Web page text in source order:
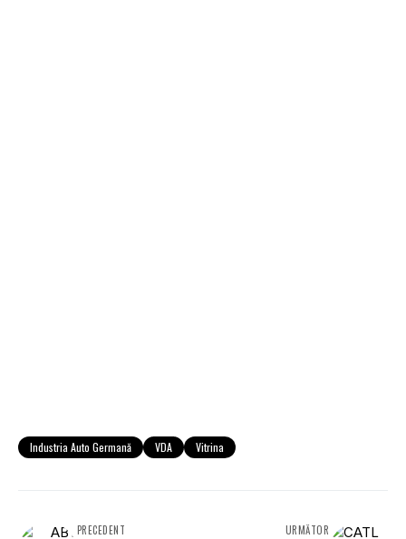
Industria Auto Germană VDA Vitrina
PRECEDENT URMĂTOR